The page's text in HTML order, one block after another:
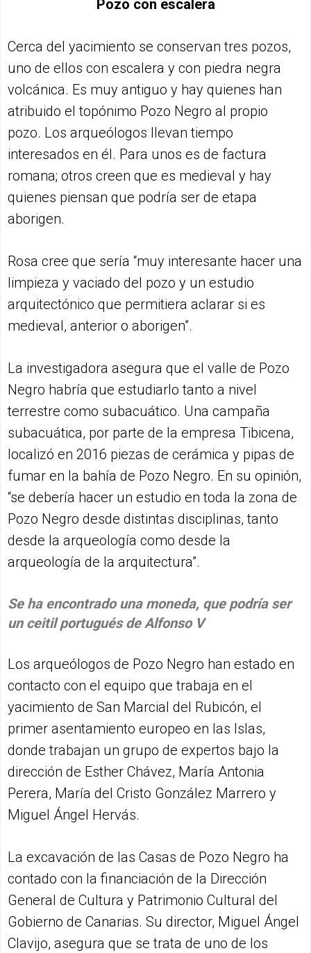
Pozo con escalera
Cerca del yacimiento se conservan tres pozos,
uno de ellos con escalera y con piedra negra
volcánica. Es muy antiguo y hay quienes han
atribuido el topónimo Pozo Negro al propio
pozo. Los arqueólogos llevan tiempo
interesados en él. Para unos es de factura
romana; otros creen que es medieval y hay
quienes piensan que podría ser de etapa
aborigen.
Rosa cree que sería “muy interesante hacer una
limpieza y vaciado del pozo y un estudio
arquitectónico que permitiera aclarar si es
medieval, anterior o aborigen”.
La investigadora asegura que el valle de Pozo
Negro habría que estudiarlo tanto a nivel
terrestre como subacuático. Una campaña
subacuática, por parte de la empresa Tibicena,
localizó en 2016 piezas de cerámica y pipas de
fumar en la bahía de Pozo Negro. En su opinión,
“se debería hacer un estudio en toda la zona de
Pozo Negro desde distintas disciplinas, tanto
desde la arqueología como desde la
arqueología de la arquitectura”.
Se ha encontrado una moneda, que podría ser
un ceitil portugués de Alfonso V
Los arqueólogos de Pozo Negro han estado en
contacto con el equipo que trabaja en el
yacimiento de San Marcial del Rubicón, el
primer asentamiento europeo en las Islas,
donde trabajan un grupo de expertos bajo la
dirección de Esther Chávez, María Antonia
Perera, María del Cristo González Marrero y
Miguel Ángel Hervás.
La excavación de las Casas de Pozo Negro ha
contado con la financiación de la Dirección
General de Cultura y Patrimonio Cultural del
Gobierno de Canarias. Su director, Miguel Ángel
Clavijo, asegura que se trata de uno de los